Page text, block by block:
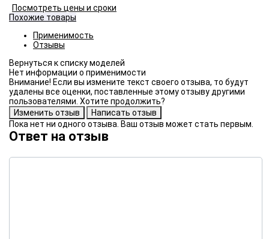
Посмотреть цены и сроки
Похожие товары
Применимость
Отзывы
Нет информации о применимости
Внимание! Если вы измените текст своего отзыва, то будут
удалены все оценки, поставленные этому отзыву другими
пользователями. Хотите продолжить?
Пока нет ни одного отзыва. Ваш отзыв может стать первым.
Ответ на отзыв